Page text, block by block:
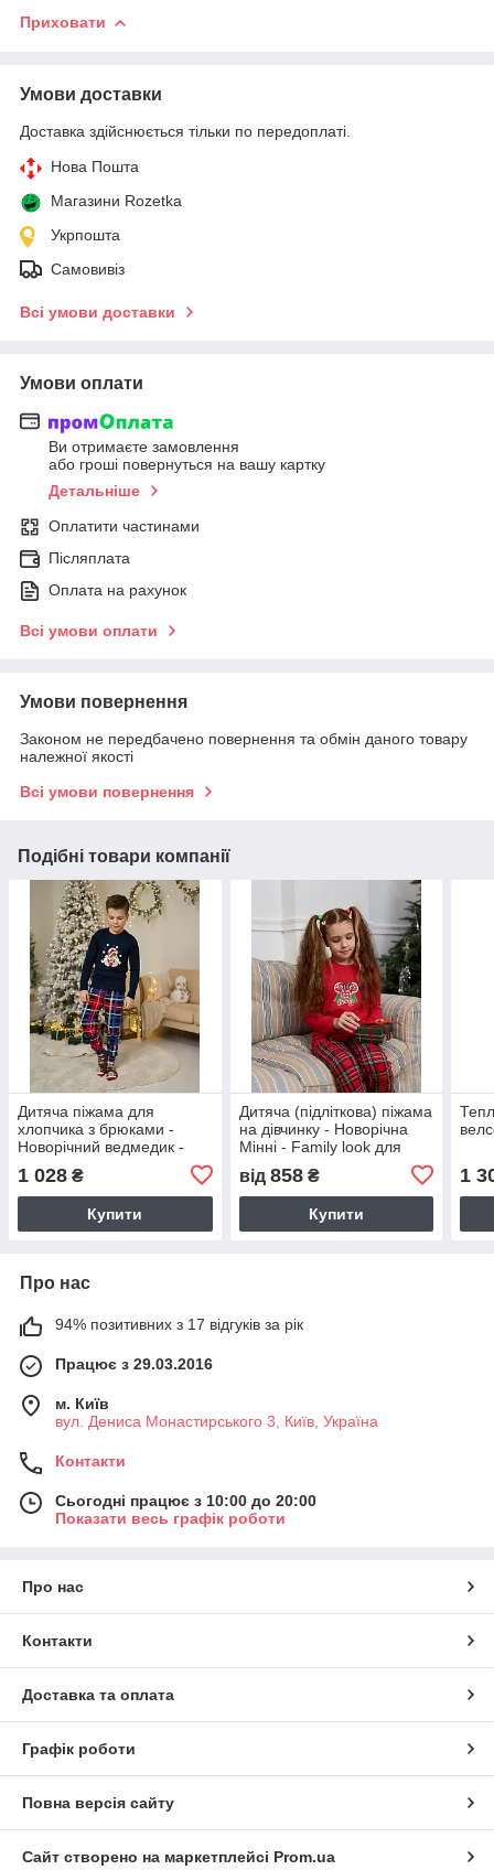
Приховати
Умови доставки
Доставка здійснюється тільки по передоплаті.
Нова Пошта
Магазини Rozetka
Укрпошта
Самовивіз
Всі умови доставки
Умови оплати
Ви отримаєте замовлення
або гроші повернуться на вашу картку
Детальніше
Оплатити частинами
Післяплата
Оплата на рахунок
Всі умови оплати
Умови повернення
Законом не передбачено повернення та обмін даного товару
належної якості
Всі умови повернення
Подібні товари компанії
Дитяча піжама для
хлопчика з брюками -
Новорічний ведмедик -
1 028 ₴
Купити
Дитяча (підліткова) піжама
на дівчинку - Новорічна
Мінні - Family look для
від 858₴
Купити
1
Про нас
94% позитивних з 17 відгуків за рік
Працює з 29.03.2016
м. Київ
вул. Дениса Монастирського 3, Київ, Україна
Контакти
Сьогодні працює з 10:00 до 20:00
Показати весь графік роботи
Про нас
Контакти
Доставка та оплата
Графік роботи
Повна версія сайту
Сайт створено на маркетплейсі Prom.ua